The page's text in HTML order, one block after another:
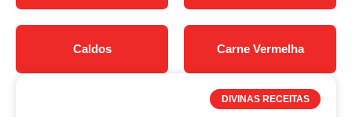
Caldos Carne Vermelha
DIVINAS RECEITAS